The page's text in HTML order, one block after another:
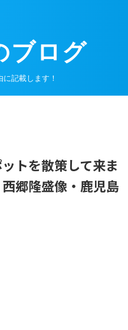
ブログ
記載します！
トを散策して来ま
郷隆盛像・鹿児島